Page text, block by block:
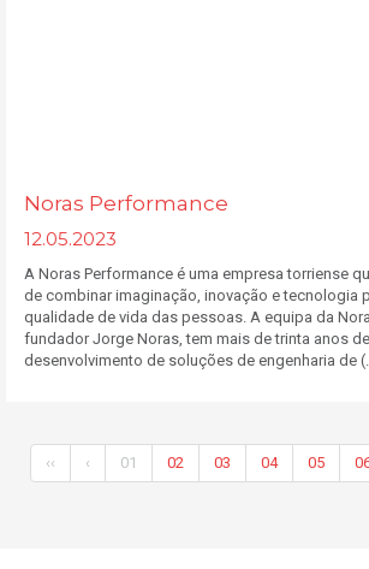
Noras Performance
12.05.2023
A Noras Performance é uma empresa torriense
de combinar imaginação, inovação e tecnologia
qualidade de vida das pessoas. A equipa da
fundador Jorge Noras, tem mais de trinta anos
desenvolvimento de soluções de engenharia de
‹‹ ‹ 01 02 03 04 05